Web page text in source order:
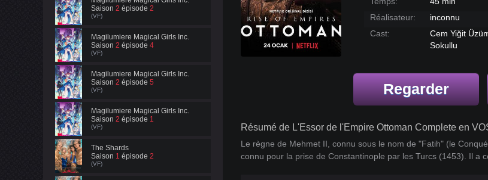
Saison 2 épisode 2
(VF)
Magilumiere Magical Girls Inc.
Saison 2 épisode 4
(VF)
Magilumiere Magical Girls Inc.
Saison 2 épisode 5
(VF)
Magilumiere Magical Girls Inc.
Saison 2 épisode 1
(VF)
The Shards
Saison 1 épisode 2
(VF)
Réalisateur:
inconnu
Cast:
Cem Yiğit
Sokullu
Regarder
Résumé de L'Essor de l'Empire Ottoman Complete en
Le règne de Mehmet II, connu sous le nom de "Fatih" (le
connu pour la prise de Constantinople par les Turcs (1453). Il a